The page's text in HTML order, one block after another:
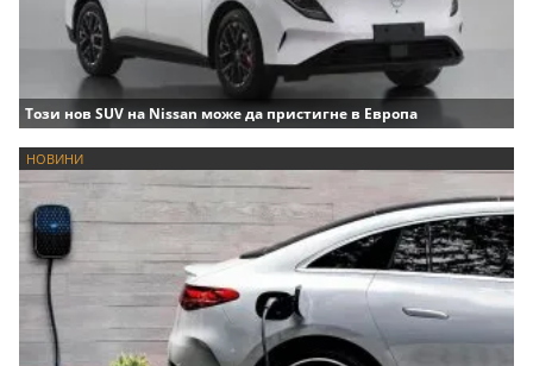
Този нов SUV на Nissan може да пристигне в Европа
НОВИНИ